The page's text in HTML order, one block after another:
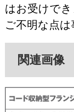
はお受けでき
ご不明な点
関連画像